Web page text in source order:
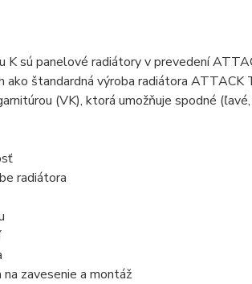
sú panelové radiátory v prevedení
ako štandardná výroba radiátora
(VK), ktorá umožňuje spodné
radiátora
zavesenie a montáž